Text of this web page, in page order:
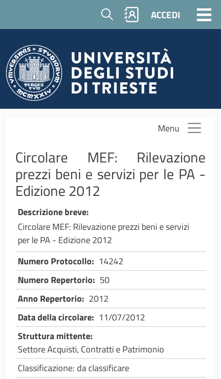
Salta al contenuto principale
Cerca ACCEDI
Menu
Circolare MEF: Rilevazione
prezzi beni e servizi per le PA -
Edizione 2012
Descrizione breve
Circolare MEF: Rilevazione prezzi beni e servizi
per le PA - Edizione 2012
Numero Protocollo
14242
Numero Repertorio 50
Anno Repertorio 2012
Data della circolare 11/07/2012
Struttura mittente
Settore Acquisti, Contratti e Patrimonio
Classificazione da classificare